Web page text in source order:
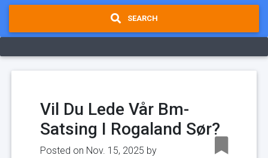
SEARCH
Vil Du Lede Vår Bm-
Satsing I Rogaland Sør?
Posted on Nov. 15, 2025 by